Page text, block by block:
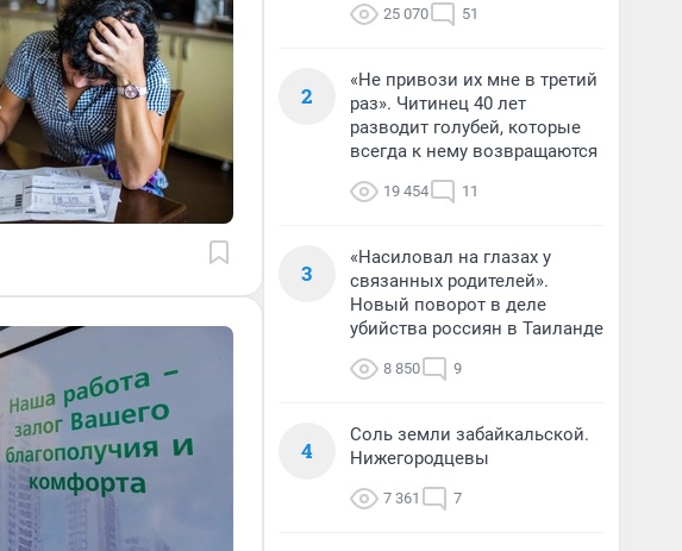
25 070 51
2
«Не привози их мне в третий
раз». Читинец 40 лет
разводит голубей, которые
всегда к нему возвращаются
19 454 11
3
«Насиловал на глазах у
связанных родителей».
Новый поворот в деле
убийства россиян в Таиланде
8 850 9
4
Соль земли забайкальской.
Нижегородцевы
7 361 7